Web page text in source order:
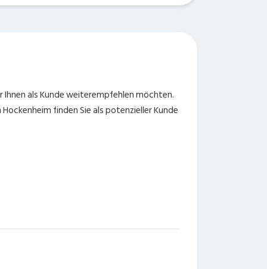
als Kunde weiterempfehlen möchten.
finden Sie als potenzieller Kunde